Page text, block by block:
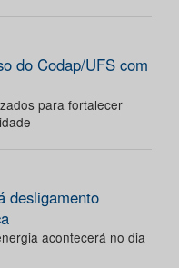
do Codap/UFS com
para fortalecer
desligamento
acontecerá no dia